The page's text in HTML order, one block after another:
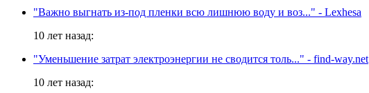
"Важно выгнать из-под пленки всю лишнюю воду и воз..." - Lexhesa
10 лет назад:
"Уменьшение затрат электроэнергии не сводится толь..." - find-way.net
10 лет назад: